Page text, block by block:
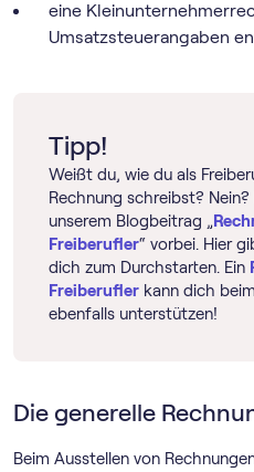
eine
Umsatzsteuerangaben
Tipp!
Weißt du, wie du als
Rechnung schreibst?
unserem Blogbeitrag „
Freiberufler“ vorbei. Hier
dich zum Durchstarten. Ein
Freiberufler kann dich beim
ebenfalls unterstützen!
Die generelle
Beim Ausstellen von